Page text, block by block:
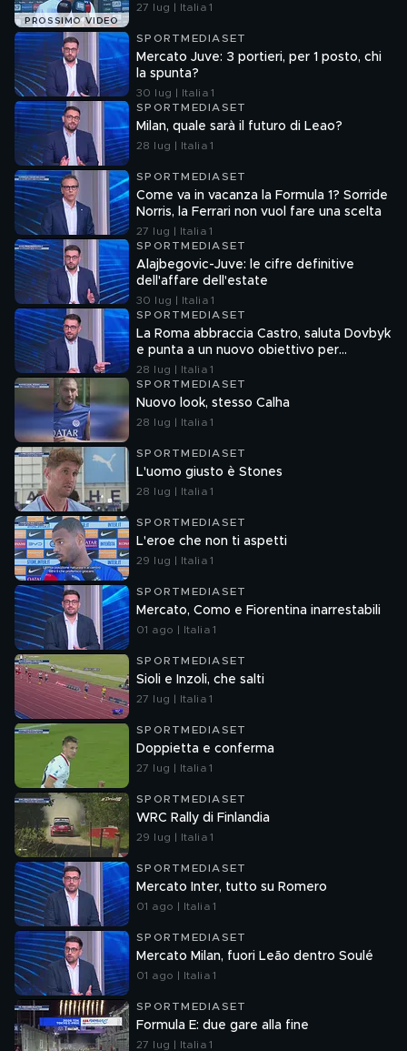
PROSSIMO VIDEO
27 lug | Italia 1
SPORTMEDIASET
Mercato Juve: 3 portieri, per 1 posto, chi
la spunta?
30 lug | Italia 1
SPORTMEDIASET
Milan, quale sarà il futuro di Leao?
28 lug | Italia 1
SPORTMEDIASET
Come va in vacanza la Formula 1? Sorride
Norris, la Ferrari non vuol fare una scelta
27 lug | Italia 1
SPORTMEDIASET
Alajbegovic-Juve: le cifre definitive
dell'affare dell'estate
30 lug | Italia 1
SPORTMEDIASET
La Roma abbraccia Castro, saluta Dovbyk
e punta a un nuovo obiettivo per
l'attacco
28 lug | Italia 1
SPORTMEDIASET
Nuovo look, stesso Calha
28 lug | Italia 1
SPORTMEDIASET
L'uomo giusto è Stones
28 lug | Italia 1
SPORTMEDIASET
L'eroe che non ti aspetti
29 lug | Italia 1
SPORTMEDIASET
Mercato, Como e Fiorentina inarrestabili
01 ago | Italia 1
SPORTMEDIASET
Sioli e Inzoli, che salti
27 lug | Italia 1
SPORTMEDIASET
Doppietta e conferma
27 lug | Italia 1
SPORTMEDIASET
WRC Rally di Finlandia
29 lug | Italia 1
SPORTMEDIASET
Mercato Inter, tutto su Romero
01 ago | Italia 1
SPORTMEDIASET
Mercato Milan, fuori Leão dentro Soulé
01 ago | Italia 1
SPORTMEDIASET
Formula E: due gare alla fine
27 lug | Italia 1